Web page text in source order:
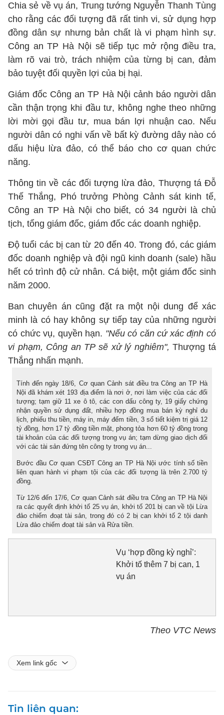
Chia sẻ về vụ án, Trung tướng Nguyễn Thanh Tùng
cho rằng các đối tượng đã rất tinh vi, sử dụng hợp
đồng dân sự nhưng bản chất là vi phạm hình sự.
Công an TP Hà Nội sẽ tiếp tục mở rộng điều tra,
làm rõ vai trò, trách nhiệm của từng bị can, đảm
bảo tuyệt đối quyền lợi của bị hại.
Giám đốc Công an TP Hà Nội cảnh báo người dân
cần thận trọng khi đầu tư, không nghe theo những
lời mời gọi đầu tư, mua bán lợi nhuận cao. Nếu
người dân có nghi vấn về bất kỳ đường dây nào có
dấu hiệu lừa đảo, có thể báo cho cơ quan chức
năng.
Thông tin về các đối tượng lừa đảo, Thượng tá Đỗ
Thế Thắng, Phó trưởng Phòng Cảnh sát kinh tế,
Công an TP Hà Nội cho biết, có 34 người là chủ
tịch, tổng giám đốc, giám đốc các doanh nghiệp.
Độ tuổi các bị can từ 20 đến 40. Trong đó, các giám
đốc doanh nghiệp và đội ngũ kinh doanh (sale) hầu
hết có trình độ cử nhân. Cá biệt, một giám đốc sinh
năm 2000.
Ban chuyên án cũng đặt ra một nội dung để xác
minh là có hay không sự tiếp tay của những người
có chức vụ, quyền hạn. "Nếu có căn cứ xác định có
vi phạm, Công an TP sẽ xử lý nghiêm",Thượng tá
Thắng nhấn mạnh.
Tính đến ngày 18/6, Cơ quan Cảnh sát điều tra Công an TP Hà
Nội đã khám xét 193 địa điểm là nơi ở, nơi làm việc của các đối
tượng; tạm giữ 11 xe ô tô, các con dấu công ty, 19 giấy chứng
nhận quyền sử dụng đất, nhiều hợp đồng mua bán kỳ nghỉ du
lịch, phiếu thu tiền, máy in, máy đếm tiền, 3 sổ tiết kiệm trị giá 12
tỷ đồng, hơn 17 tỷ đồng tiền mặt, phong tỏa hơn 60 tỷ đồng trong
tài khoản của các đối tượng trong vụ án; tạm dừng giao dịch đối
với các tài sản đứng tên công ty trong vụ án...
Bước đầu Cơ quan CSĐT Công an TP Hà Nội ước tính số tiền
liên quan hành vi phạm tội của các đối tượng là trên 2.700 tỷ
đồng.
Từ 12/6 đến 17/6, Cơ quan Cảnh sát điều tra Công an TP Hà Nội
ra các quyết định khởi tố 25 vụ án, khởi tố 201 bị can về tội Lừa
đảo chiếm đoạt tài sản, trong đó có 2 bị can khởi tố 2 tội danh
Lừa đảo chiếm đoạt tài sản và Rửa tiền.
Vụ ‘hợp đồng kỳ nghỉ’:
Khởi tố thêm 7 bị can, 1
vụ án
Theo VTC News
Xem link gốc
Tin liên quan